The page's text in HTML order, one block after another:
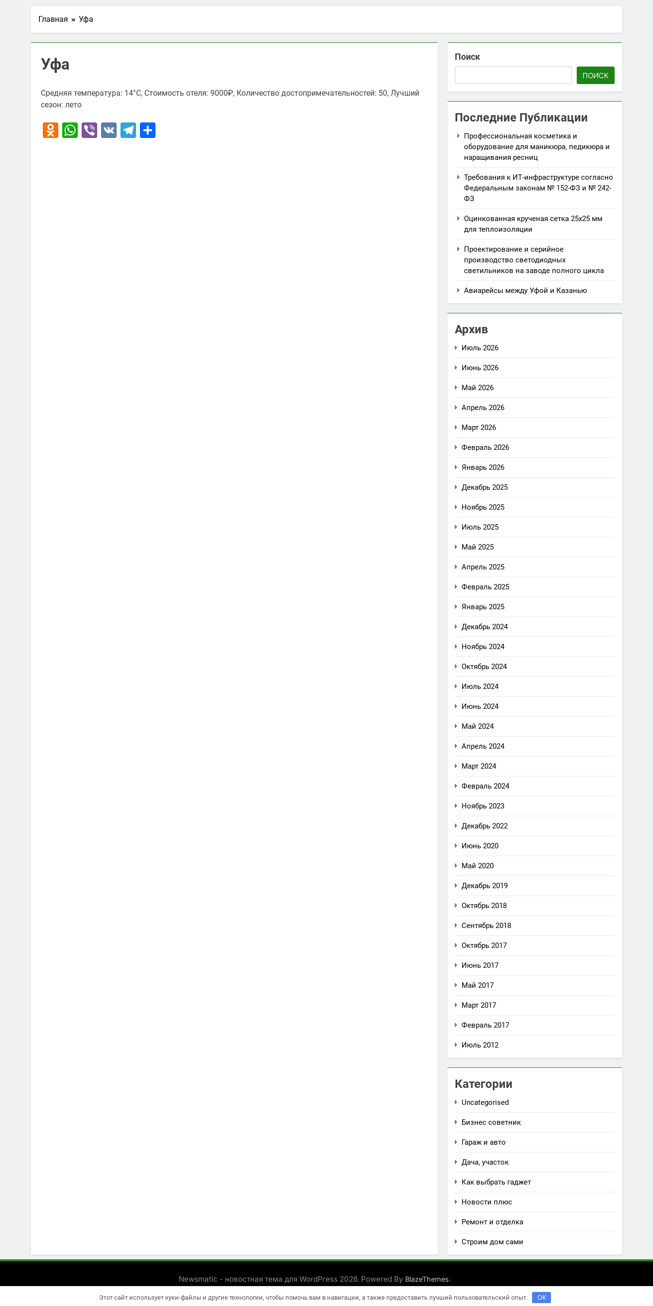
Главная Уфа
Уфа
Средняя температура: 14°C, Стоимость отеля: 9000₽, Количество достопримечательностей: 50, Лучший
сезон: лето
Odnoklassniki
WhatsApp
Viber
VK Telegram
Поиск
ПОИСК
Последние Публикации
Профессиональная косметика и
оборудование для маникюра, педикюра и
наращивания ресниц
Требования к ИТ-инфраструктуре согласно
Федеральным законам № 152-ФЗ и № 242-
ФЗ
Оцинкованная крученая сетка 25х25 мм
для теплоизоляции
Проектирование и серийное
производство светодиодных
светильников на заводе полного цикла
Авиарейсы между Уфой и Казанью
Архив
Июль 2026
Июнь 2026
Май 2026
Апрель 2026
Март 2026
Февраль 2026
Январь 2026
Декабрь 2025
Ноябрь 2025
Июль 2025
Май 2025
Апрель 2025
Февраль 2025
Январь 2025
Декабрь 2024
Ноябрь 2024
Октябрь 2024
Июль 2024
Июнь 2024
Май 2024
Апрель 2024
Март 2024
Февраль 2024
Ноябрь 2023
Декабрь 2022
Июнь 2020
Май 2020
Декабрь 2019
Октябрь 2018
Сентябрь 2018
Октябрь 2017
Июнь 2017
Май 2017
Март 2017
Февраль 2017
Июль 2012
Категории
Uncategorised
Бизнес советник
Гараж и авто
Дача, участок
Как выбрать гаджет
Новости плюс
Ремонт и отделка
Строим дом сами
Newsmatic - новостная тема для WordPress 2026. Powered By BlazeThemes.
Этот сайт использует куки-файлы и другие технологии, чтобы помочь вам в навигации, а также предоставить лучший пользовательский опыт. OK